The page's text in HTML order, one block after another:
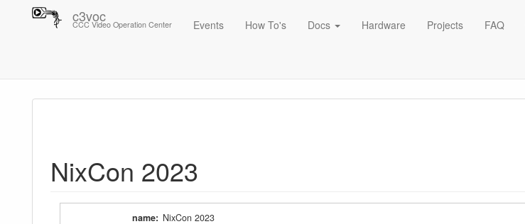
c3voc
CCC Video Operation Center Events How To's Docs Hardware Projects FAQ
NixCon 2023
name: NixCon 2023